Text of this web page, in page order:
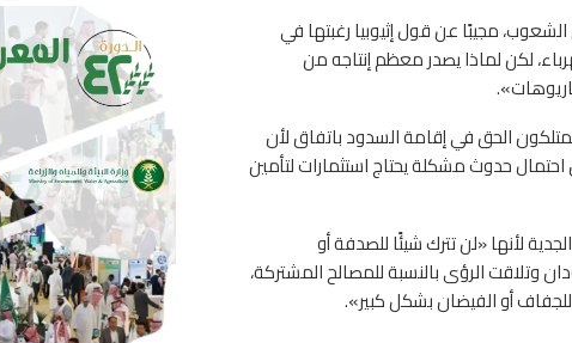
مجيبًا عن قول إثيوبيا رغبتها في
الإثيوبي ليس لديه كهرباء، لكن لماذا يصدر معظم إنتاجه من
الحق في إقامة السدود باتفاق لأن
حدوث مشكلة يحتاج استثمارات لتأمين
لأنها «لن تترك شيئًا للصدفة أو
وتلاقت الرؤى بالنسبة للمصالح المشتركة،
أو الفيضان بشكل كبير».